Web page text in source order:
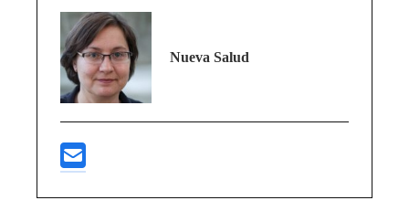
Nueva Salud